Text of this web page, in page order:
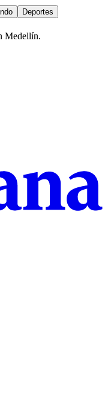
Deportes
Medellín.